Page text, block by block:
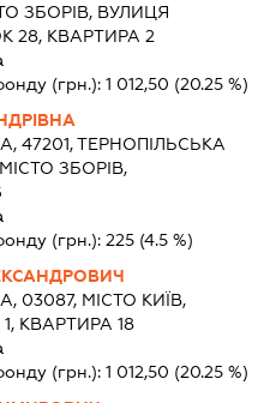
ЗБОРІВ, ВУЛИЦЯ
28, КВАРТИРА 2
(грн.): 1 012,50 (20.25 %)
47201, ТЕРНОПІЛЬСЬКА
ЗБОРІВ,
(грн.): 225(4.5 %)
03087, МІСТО КИЇВ,
КВАРТИРА 18
(грн.): 1 012,50 (20.25 %)